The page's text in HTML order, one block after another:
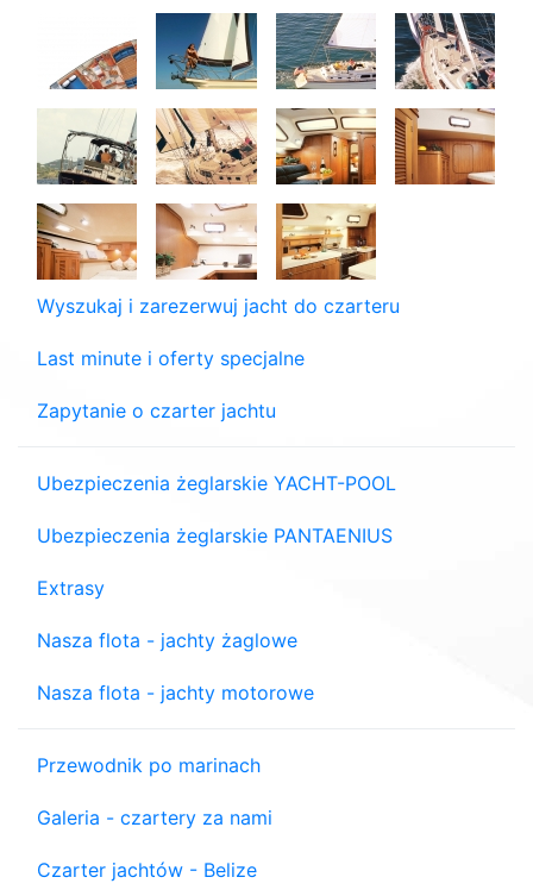
Wyszukaj i zarezerwuj jacht do czarteru
Last minute i oferty specjalne
Zapytanie o czarter jachtu
Ubezpieczenia żeglarskie YACHT-POOL
Ubezpieczenia żeglarskie PANTAENIUS
Extrasy
Nasza flota - jachty żaglowe
Nasza flota - jachty motorowe
Przewodnik po marinach
Galeria - czartery za nami
Czarter jachtów - Belize